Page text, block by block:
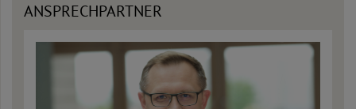
ANSPRECHPARTNER